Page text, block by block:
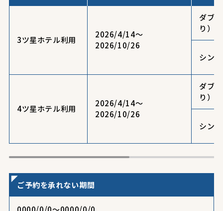
3ツ星ホテル利用
2026/4/14～
2026/10/26
ダブ
り）
シン
4ツ星ホテル利用
2026/4/14～
2026/10/26
ダブ
り）
シン
ご予約を承れない期間